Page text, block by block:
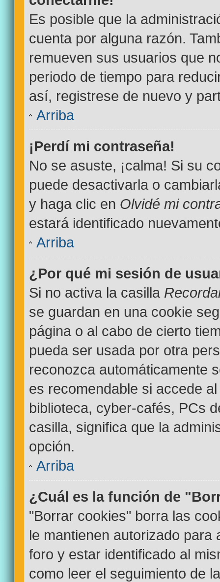
Es posible que la
cuenta por alguna razón.
remueven sus usuarios que
periodo de tiempo para
así, registrese de nuevo y
Arriba
¡Perdí mi contraseña!
No se asuste, ¡calma! Si su
puede desactivarla o
y haga clic en Olvidé mi
estará identificado
Arriba
¿Por qué mi sesión de
Si no activa la casilla
se guardan en una cookie
página o al cabo de cierto
pueda ser usada por otra
reconozca automáticamente
es recomendable si accede
biblioteca, cyber-cafés, PCs
casilla, significa que la
opción.
Arriba
¿Cuál es la función de
"Borrar cookies" borra las
le mantienen autorizado
foro y estar identificado al
como leer el seguimiento de